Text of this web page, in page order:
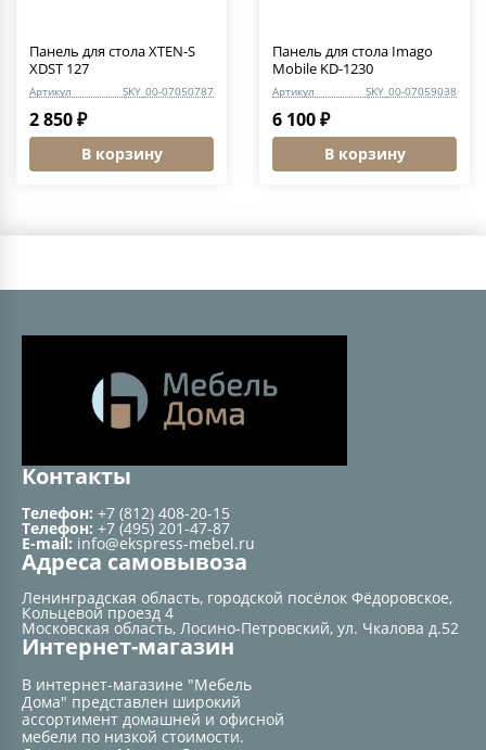
Панель для стола XTEN-S
XDST 127
Артикул SKY_00-07050787
2 850 ₽
В корзину
Панель для стола Imago
Mobile KD-1230
Артикул SKY_00-07059038
6 100 ₽
В корзину
Контакты
Телефон: +7 (812) 408-20-15
Телефон: +7 (495) 201-47-87
E-mail: info@ekspress-mebel.ru
Адреса самовывоза
Ленинградская область, городской посёлок Фёдоровское,
Кольцевой проезд 4
Московская область, Лосино-Петровский, ул. Чкалова д.52
Интернет-магазин
В интернет-магазине "Мебель
Дома" представлен широкий
ассортимент домашней и офисной
мебели по низкой стоимости.